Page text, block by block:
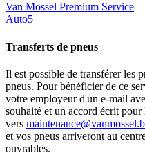
Van Mossel Premium Service
Auto5
Transferts de pneus
Il est possible de transférer les
pneus. Pour bénéficier de ce
votre employeur d'un e-mail
souhaité et un accord écrit
vers
et vos pneus arriveront au
ouvrables.